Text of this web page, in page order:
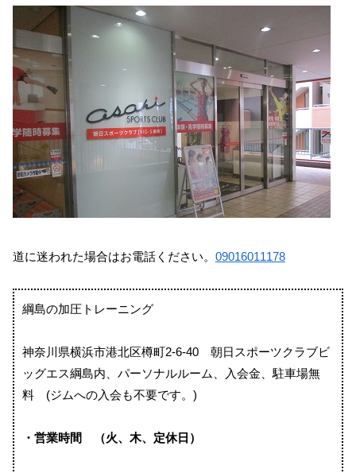
道に迷われた場合はお電話ください。 09016011178
綱島の加圧トレーニング
神奈川県横浜市港北区樽町2-6-40 朝日スポーツクラブビ
ッグエス綱島内、パーソナルルーム、入会金、駐車場無
料 (ジムへの入会も不要です。)
・営業時間 （火、木、定休日）